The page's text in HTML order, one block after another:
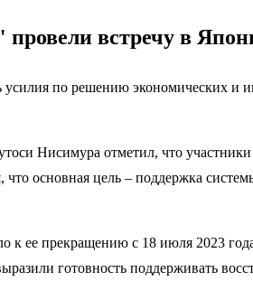
встречу в
по решению экономических и
Нисимура отметил, что
основная цель – поддержка
к ее прекращению с 18 июля 2023
готовность поддерживать